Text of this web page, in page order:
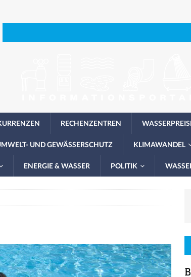
RECHENZENTREN
UND GEWÄSSERSCHUTZ KLIMAWANDEL
ENERGIE & WASSER POLITIK